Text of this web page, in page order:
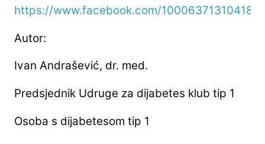
https://www.facebook.com/
Autor:
Ivan Andrašević, dr. med.
Predsjednik Udruge za dijabetes klub tip 1
Osoba s dijabetesom tip 1